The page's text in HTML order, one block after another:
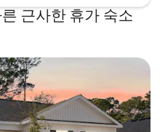
근사한 휴가 숙소